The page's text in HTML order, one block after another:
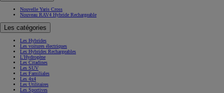
Nouvelle Yaris Cross
Nouveau RAV4 Hybride Rechargeable
Les catégories
Les Hybrides
Les voitures électriques
Les Hybrides Rechargeables
L'Hydrogène
Les Citadines
Les SUV
Les Familiales
Les 4x4
Les Utilitaires
Les Sportives